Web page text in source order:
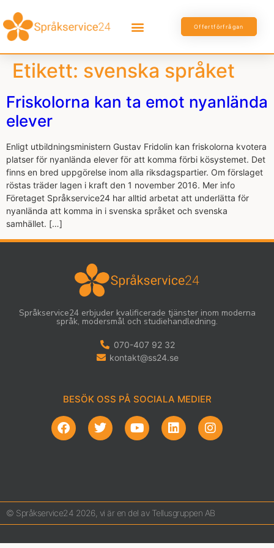
Offertförfrågan
Etikett: svenska språket
Friskolorna kan ta emot nyanlända
elever
Enligt utbildningsministern Gustav Fridolin kan friskolorna kvotera
platser för nyanlända elever för att komma förbi kösystemet. Det
finns en bred uppgörelse inom alla riksdagspartier. Om förslaget
röstas träder lagen i kraft den 1 november 2016. Mer info
Företaget Språkservice24 har alltid arbetat att underlätta för
nyanlända att komma in i svenska språket och svenska
samhället. […]
Språkservice24 erbjuder kvalificerade tjänster inom moderna
språk, modersmål och studiehandledning.
070-407 92 32
kontakt@ss24.se
BESÖK OSS PÅ SOCIALA MEDIER
© Språkservice24 2026, vi är en del av Tellusgruppen AB